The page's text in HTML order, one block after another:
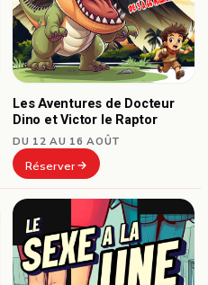
Les Aventures de Docteur
Dino et Victor le Raptor
DU 12 AU 16 AOÛT
Réserver